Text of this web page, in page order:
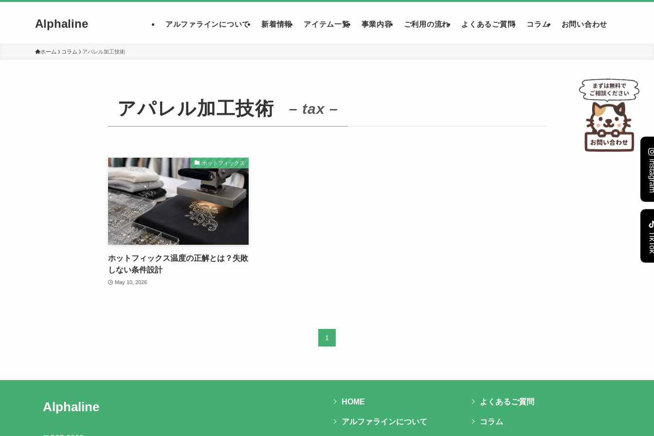
Alphaline アルファラインについて 新着情報 アイテム一覧 事業内容 ご利用の流れ よくあるご質問 コラム お問い合わせ
ホーム コラム アパレル加工技術
アパレル加工技術 – tax –
ホットフィックス
ホットフィックス温度の正解とは？失敗
しない条件設計
May 10, 2026
1
Alphaline HOME
アルファラインについて
よくあるご質問
コラム